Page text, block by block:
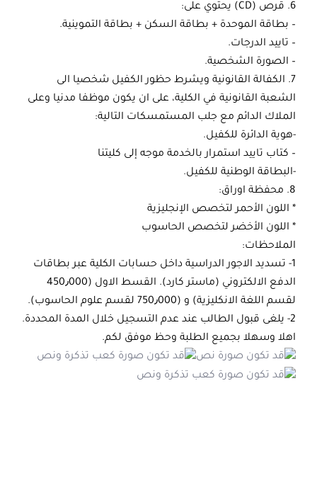
6. قرص (CD) يحتوي على:
– بطاقة الموحدة + بطاقة السكن + بطاقة التموينية.
– تاييد الدرجات.
– الصورة الشخصية.
7. الكفالة القانونية ويشرط حظور الكفيل شخصيا الى
الشعبة القانونية في الكلية، على ان يكون موظفا مدنيا وعلى
الملاك الدائم مع جلب المستمسكات التالية:
-هوية الدائرة للكفيل.
– كتاب تاييد استمرار بالخدمة موجه إلى كليتنا
-البطاقة الوطنية للكفيل.
8. محفظة اوراق:
* اللون الأحمر لتخصص الإنجليزية
* اللون الأخضر لتخصص الحاسوب
الملاحظات:
1- تسديد الاجور الدراسية داخل حسابات الكلية عبر بطاقات
الدفع الالكتروني (ماستر كارد). القسط الاول (450٫000
لقسم اللغة الانكليزية) و (750٫000 لقسم علوم الحاسوب).
2- يلغى قبول الطالب عند عدم التسجيل خلال المدة المحددة.
اهلا وسهلا بجميع الطلبة وحظ موفق لكم.